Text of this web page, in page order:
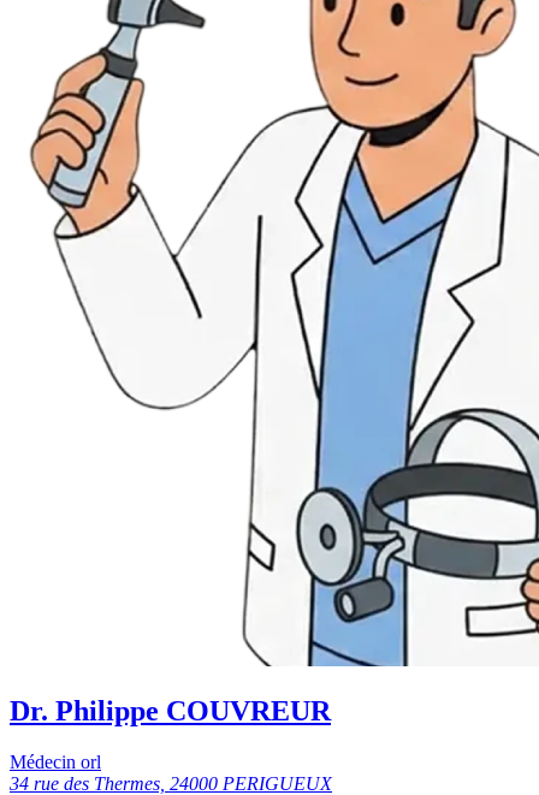
Dr. Philippe COUVREUR
Médecin orl
34 rue des Thermes, 24000 PERIGUEUX